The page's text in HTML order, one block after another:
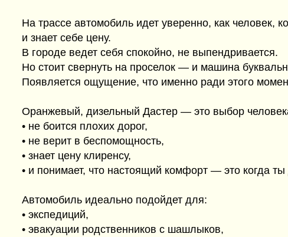
На трассе автомобиль идет уверенно, как человек,
и знает себе цену.
В городе ведет себя спокойно, не выпендривается.
Но стоит свернуть на проселок — и машина
Появляется ощущение, что именно ради этого
Оранжевый, дизельный Дастер — это выбор
• не боится плохих дорог,
• не верит в беспомощность,
• знает цену клиренсу,
• и понимает, что настоящий комфорт — это когда
Автомобиль идеально подойдет для:
• экспедиций,
• эвакуации родственников с шашлыков,